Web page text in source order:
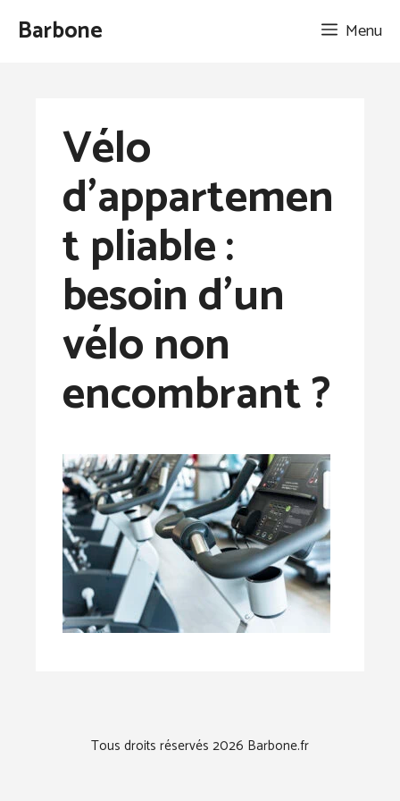
AllerBarbone Menu
Vélo
d’appartemen
t pliable :
besoin d’un
vélo non
encombrant ?
Tous droits réservés 2026 Barbone.fr